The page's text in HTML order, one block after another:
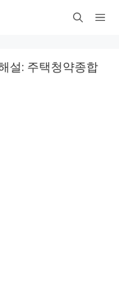
메
설: 주택청약종합